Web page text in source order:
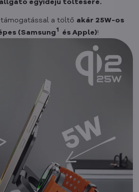
egyidejű töltésére.
támogatással a töltő akár 25W-os
(Samsung1 és Apple)!